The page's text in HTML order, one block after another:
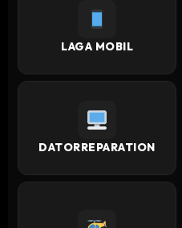
LAGA MOBIL
DATORREPARATION